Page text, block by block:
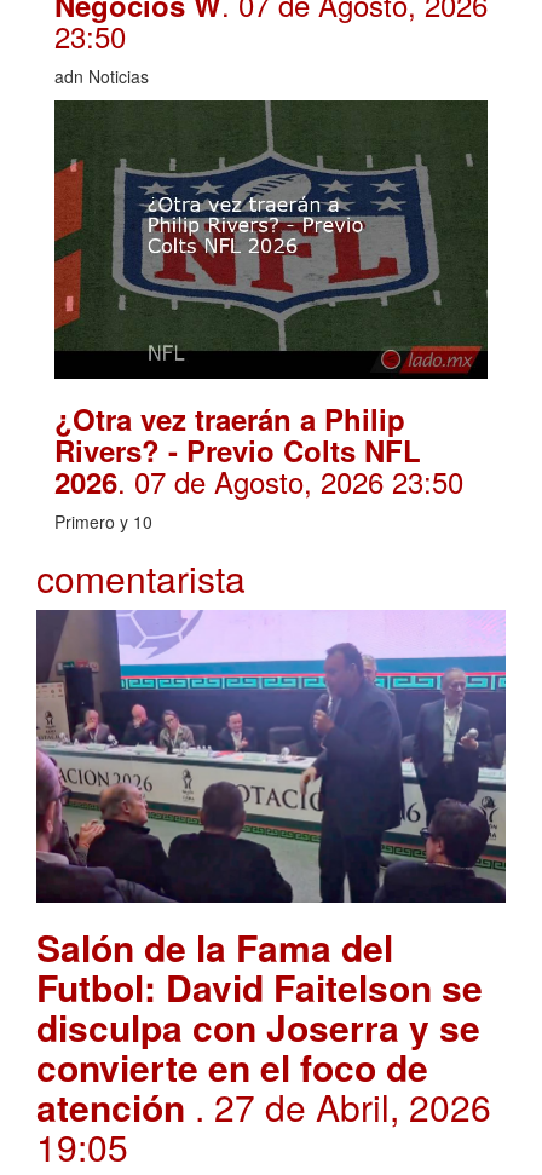
23:50
adn Noticias
¿Otra vez traerán a Philip
Rivers? - Previo Colts NFL
2026. 07 de Agosto, 2026 23:50
Primero y 10
comentarista
Salón de la Fama del
Futbol: David Faitelson se
disculpa con Joserra y se
convierte en el foco de
atención . 27 de Abril, 2026
19:05